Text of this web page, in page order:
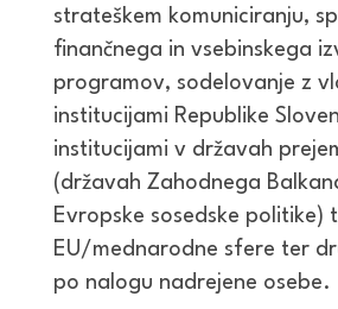
strateškem komuniciranju,
finančnega in vsebinskega
programov, sodelovanje z
institucijami Republike
institucijami v državah
(državah Zahodnega
Evropske sosedske politike)
EU/mednarodne sfere ter
po nalogu nadrejene osebe.